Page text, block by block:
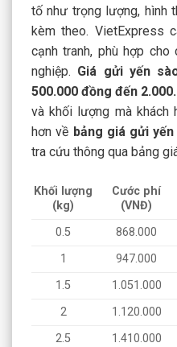
tố như trọng lượng, hình
kèm theo. VietExpress
cạnh tranh, phù hợp cho
nghiệp. Giá gửi yến
500.000 đồng đến
và khối lượng mà
hơn về bảng giá gửi
tra cứu thông qua bảng
Khối lượng
(kg)
Cước phí
(VNĐ)
0.5
868.000
1
947.000
1.5
1.051.000
2
1.120.000
2.5
1.410.000